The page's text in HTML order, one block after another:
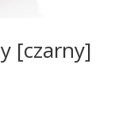
[czarny]